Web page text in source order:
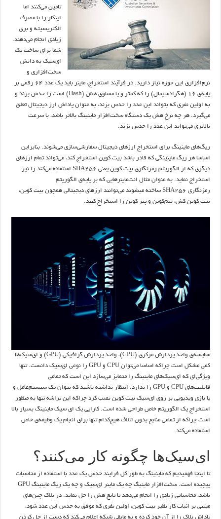
تامین می‌کنند اما
اینکار را با مصرف
الکتریسیته و برق
زیادی انجام می‌دهند.
شما برای ساخت یک
ای‌سیک به دانش
سخت‌افزاری و
نرم‌افزاری این حوزه نیاز دارید. در فرآیند استخراج، ماینر باید یک عدد ۶۴ رقمی بر
پایه‌ی ۱۶ (هگزادسیمال) را که کمتر و یا مساوی هش (Hash) است را حدس بزند و
به اولین نفری که بتواند این عدد را حدس بزند، به عنوان پاداش ارز دیجیتال تعلق
می‌گیرد. هر چه نرخ هش یک دستگاه سخت‌افزار ماینینگ بالاتر باشد، با سرعت
بالاتری می‌تواند این عدد را حدس بزند.
ریگ‌های ماینینگ برای استخراج ارزهای دیجیتال سفارشی‌سازی می‌شوند. بنابراین
اساسا هر ریگ ماینینگی که قادر باشد بیت کوین استخراج کند، می‌تواند تمام ارزهای
دیگری که از الگوریتم رمزنگاری بیت کوین یعنی SHA256 استفاده می‌کند را نیز
استخراج نماید. به عنوان مثال انت‌ماینرهایی که بر پایه‌ی الگوریتم
رمزنگاری SHA256 ساخته می‎شوند می‌توانند ارزهای دیجیتالی همچون بیت کوین،
بیت کوین کش، نیم‌کوین و پیر کوین را استخراج کنند.
مقایسه‌ی واحد پردازش مرکزی (CPU)، واحد پردازش گرافیکی (GPU) و ای‌سیک‌ها
کمی مشکل است چراکه اساسا می‌توان CPU و GPU را نوعی ای‌سیک دانست. تنها
ویژگی‌ای که ای‌سیک‌های ماینینگ را متمایز می‌سازد این است که تمامی
قابلیت‌های CPU و GPU را ندارد. انتظار نداشته باشید که بتوان یک سیستم‌عامل و
یا بازی ویدیویی بر روی ای‌سیک بیت کوین نصب کرد چراکه این تراشه تنها به منظور
استخراج یک الگوریتم خاص طراحی شده است. کارایی یک ای سیک ماینینگ بسیار بالا
است چراکه از تمامی منابع بدون اتلاف هیچ‌کدام تنها برای انجام یک وظیفه‌ی خاص
استفاده می‌کند.
ای‌سیک‌ها چگونه کار می‌کنند؟
تا اینجا فهمیدیم که ماینینگ به طور کل فرایند حدس یک عدد با استفاده از محاسبات
پیچیده است. سخت‌افزار ماینیگ چه یک ماینر ای‌سیک و چه یک ریگ ماینینگ GPU
باشد، محاسباتی زیادی را انجام می‌دهد تا تابع هش را حل نماید. در بلاک چین‌های
مبتنی بر اثبات کار نظیر بیت کوین، اولین نفری که موفق به حدس این عدد شود،
پاداش بلاک را از آن خود کرده و به مابقی شبکه اعلام می‌کند که دست از حل کردن